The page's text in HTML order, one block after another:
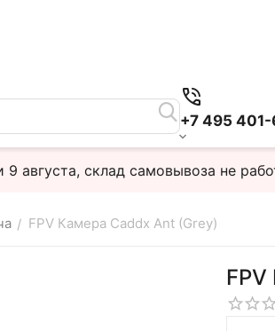
+7 495
августа, склад самовывоза не
/ FPV Камера Caddx Ant (Grey)